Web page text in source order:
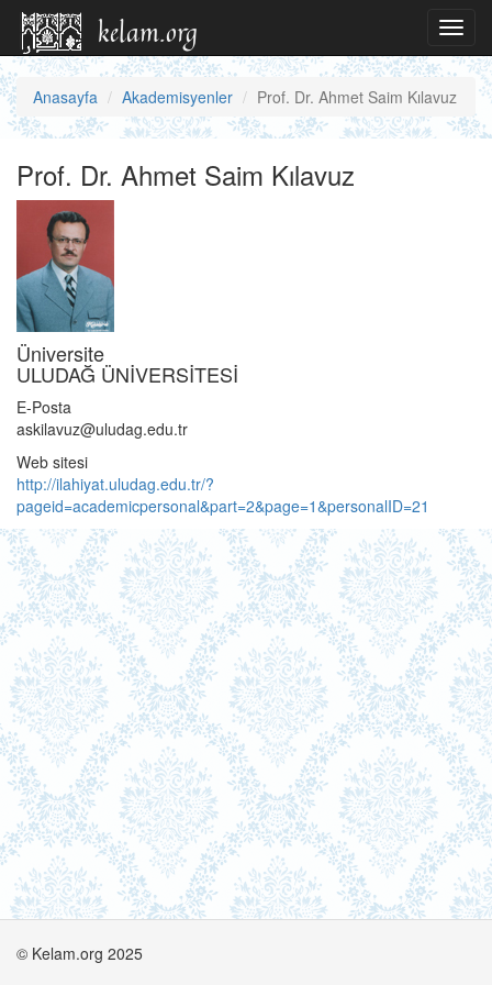
Anasayfa Akademisyenler Prof. Dr. Ahmet Saim Kılavuz
Prof. Dr. Ahmet Saim Kılavuz
Üniversite
ULUDAĞ ÜNİVERSİTESİ
E-Posta
askilavuz@uludag.edu.tr
Web sitesi
http://ilahiyat.uludag.edu.tr/?
pageid=academicpersonal&part=2&page=1&personalID=21
© Kelam.org 2025